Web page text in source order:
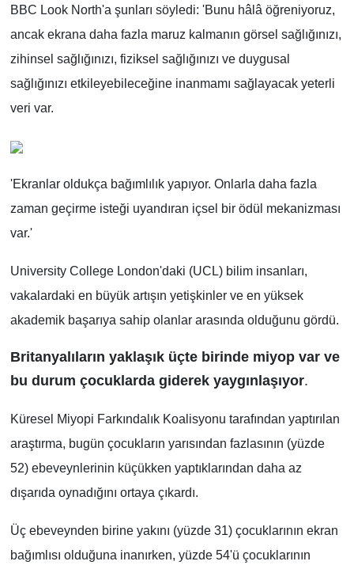
BBC Look North'a şunları söyledi: 'Bunu hâlâ öğreniyoruz,
ancak ekrana daha fazla maruz kalmanın görsel sağlığınızı,
zihinsel sağlığınızı, fiziksel sağlığınızı ve duygusal
sağlığınızı etkileyebileceğine inanmamı sağlayacak yeterli
veri var.
'Ekranlar oldukça bağımlılık yapıyor. Onlarla daha fazla
zaman geçirme isteği uyandıran içsel bir ödül mekanizması
var.'
University College London'daki (UCL) bilim insanları,
vakalardaki en büyük artışın yetişkinler ve en yüksek
akademik başarıya sahip olanlar arasında olduğunu gördü.
Britanyalıların yaklaşık üçte birinde miyop var ve
bu durum çocuklarda giderek yaygınlaşıyor.
Küresel Miyopi Farkındalık Koalisyonu tarafından yaptırılan
araştırma, bugün çocukların yarısından fazlasının (yüzde
52) ebeveynlerinin küçükken yaptıklarından daha az
dışarıda oynadığını ortaya çıkardı.
Üç ebeveynden birine yakını (yüzde 31) çocuklarının ekran
bağımlısı olduğuna inanırken, yüzde 54'ü çocuklarının